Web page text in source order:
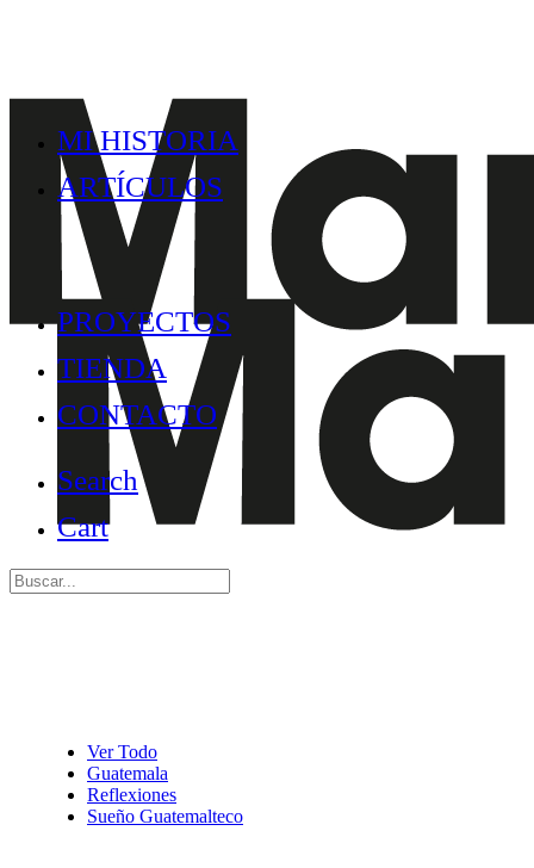
MI HISTORIA
ARTÍCULOS
PROYECTOS
TIENDA
CONTACTO
Search
Cart
Ver Todo
Guatemala
Reflexiones
Sueño Guatemalteco